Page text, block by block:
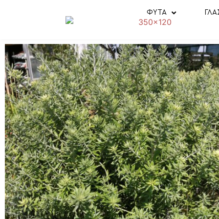
ΦΥΤΑ